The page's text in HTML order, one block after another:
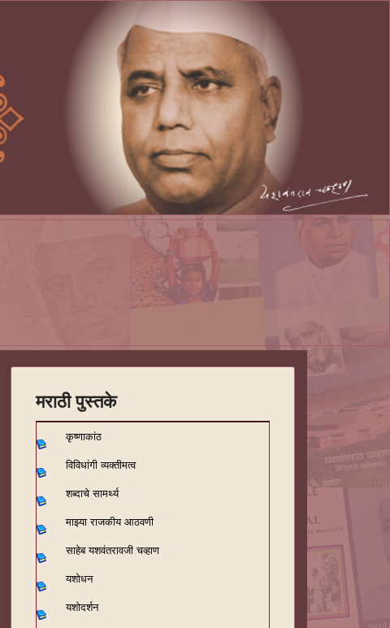
मराठी पुस्तके
कृष्णाकांठ
विविधांगी व्यक्तीमत्व
शब्दाचे सामर्थ्य
माझ्या राजकीय आठवणी
साहेब यशवंतरावजी चव्हाण
यशोधन
यशोदर्शन